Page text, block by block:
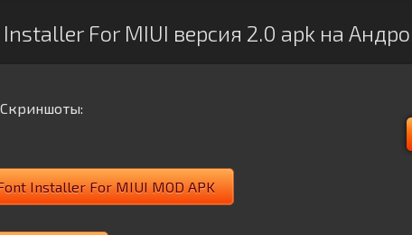
For MIUI версия 2.0 apk на
Скриншоты:
Installer For MIUI MOD APK